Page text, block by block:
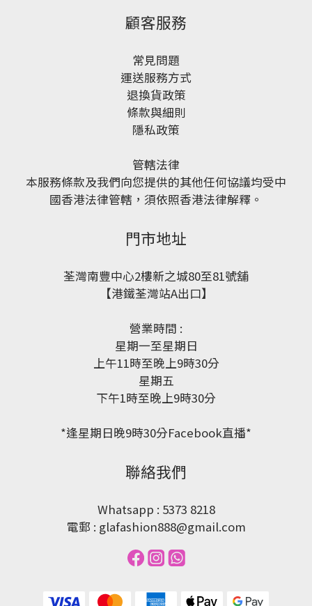
顧客服務
常見問題
運送服務方式
退換貨政策
條款與細則
隱私政策
管轄法律
本服務條款及我們向您提供的其他任何協議均受中
國香港法律管轄，須依照香港法律解釋。
門市地址
荃灣南豐中心2樓新之城80至81號舖
【港鐵荃灣站A出口】
營業時間 :
星期一至星期日
上午11時至晚上9時30分
星期五
下午1時至晚上9時30分
*逢星期日晚9時30分Facebook直播*
聯絡我們
Whatsapp : 5373 8218
電郵 : glafashion888@gmail.com